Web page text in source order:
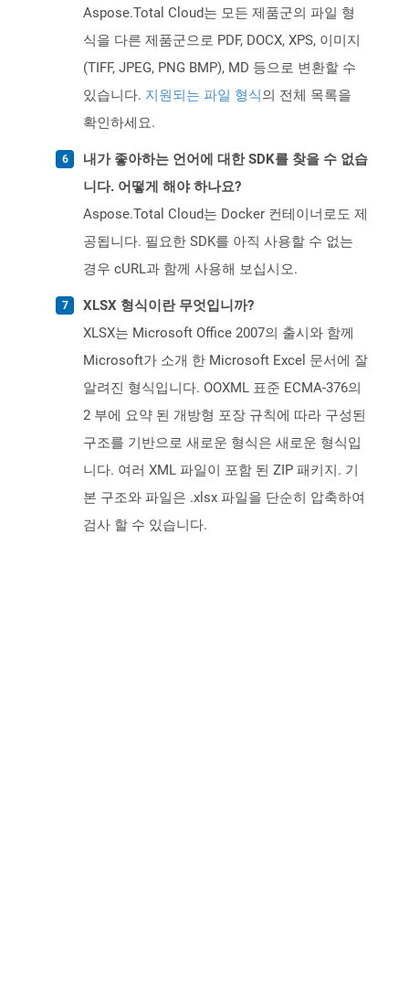
Aspose.Total Cloud는 모든 제품군의 파일 형
식을 다른 제품군으로 PDF, DOCX, XPS, 이미지
(TIFF, JPEG, PNG BMP), MD 등으로 변환할 수
있습니다. 지원되는 파일 형식의 전체 목록을
확인하세요.
내가 좋아하는 언어에 대한 SDK를 찾을 수 없습
니다. 어떻게 해야 하나요?
Aspose.Total Cloud는 Docker 컨테이너로도 제
공됩니다. 필요한 SDK를 아직 사용할 수 없는
경우 cURL과 함께 사용해 보십시오.
XLSX 형식이란 무엇입니까?
XLSX는 Microsoft Office 2007의 출시와 함께
Microsoft가 소개 한 Microsoft Excel 문서에 잘
알려진 형식입니다. OOXML 표준 ECMA-376의
2 부에 요약 된 개방형 포장 규칙에 따라 구성된
구조를 기반으로 새로운 형식은 새로운 형식입
니다. 여러 XML 파일이 포함 된 ZIP 패키지. 기
본 구조와 파일은 .xlsx 파일을 단순히 압축하여
검사 할 수 있습니다.